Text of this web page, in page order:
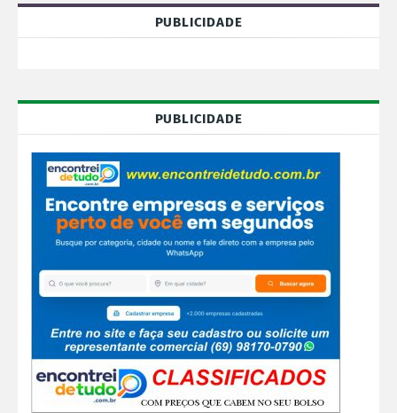
PUBLICIDADE
PUBLICIDADE